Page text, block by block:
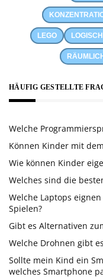
LEGO
HÄUFIG GESTELLTE
Welche
Können Kinder mit
Wie können Kinder
Welches sind die
Welche Laptops
Spielen?
Gibt es Alternativen
Welche Drohnen gibt
Sollte mein Kind ein
welches Smartphone